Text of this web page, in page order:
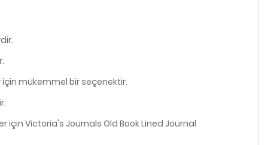
için mükemmel bir seçenektir.
için Victoria's Journals Old Book Lined Journal